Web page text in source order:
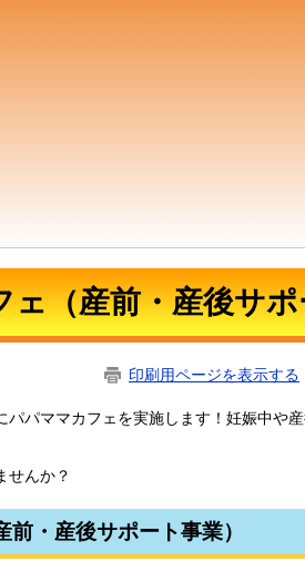
ェ（産前・産後サ
印刷用ページを表示する
パパママカフェを実施します！妊娠中や
せんか？
・産後サポート事業）